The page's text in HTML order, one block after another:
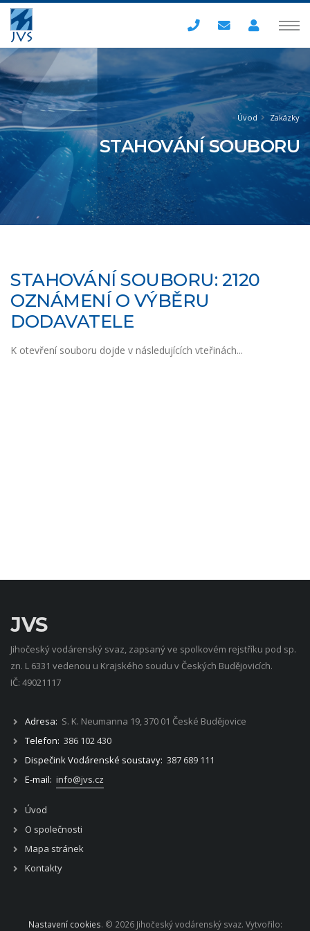
Úvod Zakázky
STAHOVÁNÍ SOUBORU
STAHOVÁNÍ SOUBORU: 2120
OZNÁMENÍ O VÝBĚRU
DODAVATELE
K otevření souboru dojde v následujících vteřinách...
JVS
Jihočeský vodárenský svaz, zapsaný ve spolkovém rejstříku pod sp.
zn. L 6331 vedenou u Krajského soudu v Českých Budějovicích.
IČ: 49021117
Adresa: S. K. Neumanna 19, 370 01 České Budějovice
Telefon: 386 102 430
Dispečink Vodárenské soustavy: 387 689 111
E-mail: info@jvs.cz
Úvod
O společnosti
Mapa stránek
Kontakty
Nastavení cookies. © 2026 Jihočeský vodárenský svaz. Vytvořilo: